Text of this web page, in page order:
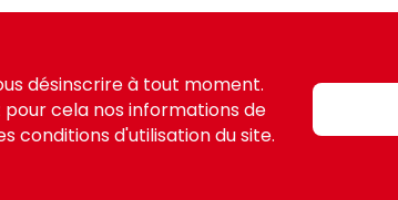
désinscrire à tout moment.
cela nos informations de
conditions d'utilisation du site.